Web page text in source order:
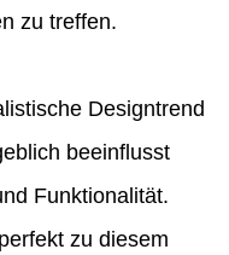
zu treffen.
Designtrend
beeinflusst
Funktionalität.
zu diesem